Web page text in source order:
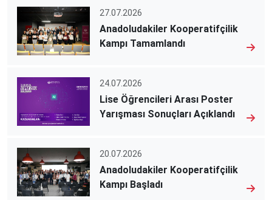
27.07.2026
Anadoludakiler Kooperatifçilik
Kampı Tamamlandı
24.07.2026
Lise Öğrencileri Arası Poster
Yarışması Sonuçları Açıklandı
20.07.2026
Anadoludakiler Kooperatifçilik
Kampı Başladı